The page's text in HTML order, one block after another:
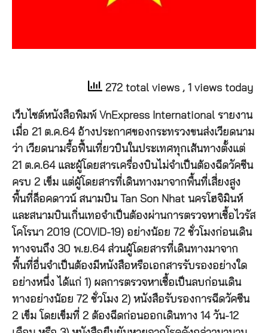
272 total views , 1 views today
เว็บไซต์หนังสือพิมพ์ VnExpress International รายงาน
เมื่อ 21 ต.ค.64 อ้างประกาศของกระทรวงขนส่งเวียดนาม
ว่า เวียดนามรื้อฟื้นเที่ยวบินในประเทศทุกเส้นทางตั้งแต่
21 ต.ค.64 และผู้โดยสารเครื่องบินไม่จำเป็นต้องฉีดวัคซีน
ครบ 2 เข็ม แต่ผู้โดยสารที่เดินทางมาจากพื้นที่เสี่ยงสูง
พื้นที่ล็อคดาวน์ สนามบิน Tan Son Nhat นครโฮจิมินห์
และสนามบินเกิ่นเทอจำเป็นต้องผ่านการตรวจหาเชื้อไวรัส
โคโรนา 2019 (COVID-19) อย่างน้อย 72 ชั่วโมงก่อนเดิน
ทางจนถึง 30 พ.ย.64 ส่วนผู้โดยสารที่เดินทางมาจาก
พื้นที่อื่นจำเป็นต้องมีหนังสือหรือเอกสารรับรองอย่างใด
อย่างหนึ่ง ได้แก่ 1) ผลการตรวจหาเชื้อเป็นลบก่อนเดิน
ทางอย่างน้อย 72 ชั่วโมง 2) หนังสือรับรองการฉีดวัคซีน
2 เข็ม โดยเข็มที่ 2 ต้องฉีดก่อนออกเดินทาง 14 วัน-12